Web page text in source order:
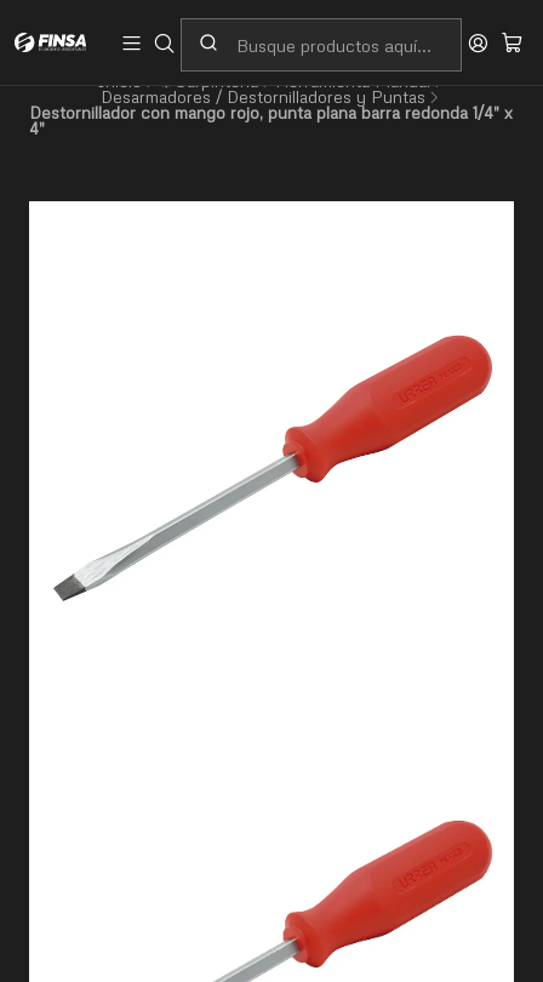
Desarmadores / Destornilladores y Puntas
Destornillador con mango rojo, punta plana barra redonda 1/4" x
4"